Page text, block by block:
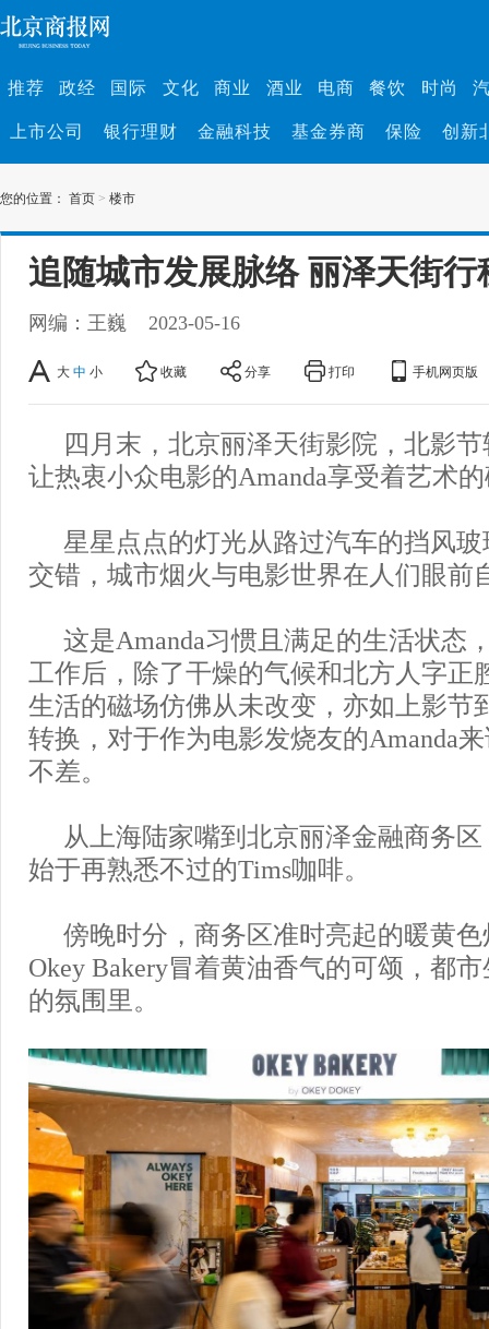
推荐 政经 国际 文化 商业 酒业 电商 餐饮 时尚
上市公司 银行理财 金融科技 基金券商 保险 创新
您的位置： 首页 > 楼市
追随城市发展脉络 丽泽天街行
网编：王巍 2023-05-16
大 中 小 收藏 分享 打印 手机网页版
四月末，北京丽泽天街影院，北影
让热衷小众电影的Amanda享受着艺术
星星点点的灯光从路过汽车的挡风
交错，城市烟火与电影世界在人们眼前
这是Amanda习惯且满足的生活状态
工作后，除了干燥的气候和北方人字正
生活的磁场仿佛从未改变，亦如上影节
转换，对于作为电影发烧友的Amanda
不差。
从上海陆家嘴到北京丽泽金融商务
始于再熟悉不过的Tims咖啡。
傍晚时分，商务区准时亮起的暖黄
Okey Bakery冒着黄油香气的可颂，都
的氛围里。